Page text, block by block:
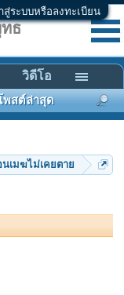
สู่ระบบหรือลงทะเบียน
เมฆไม่เคยตาย
ธ
พสต์ล่าสุด
วิดีโอ